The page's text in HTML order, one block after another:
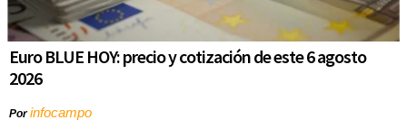
Euro BLUE HOY: precio y cotización de este 6 agosto
2026
Porinfocampo